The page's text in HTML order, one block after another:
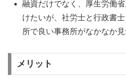
融資だけでなく、厚生労働
けたいが、社労士と行政書
所で良い事務所がなかなか見
メリット